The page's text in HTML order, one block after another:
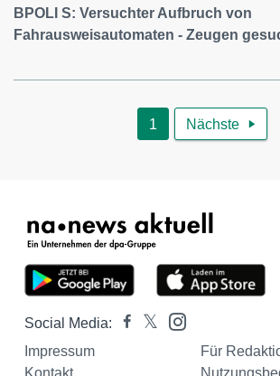
BPOLI S: Versuchter Aufbruch von
Fahrausweisautomaten - Zeugen
1 Nächste 
Social Media:
Impressum
Für
Kontakt